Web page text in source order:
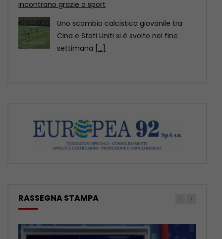
Motori Magazine – 9/8/2026
ROMA (ITALPRESS) – In questa edizione:
– Nuova Mercedes GLA, ancora più
elettrica e tecnologica
RASSEGNA STAMPA